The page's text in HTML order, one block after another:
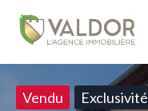
Vendu Exclusivité